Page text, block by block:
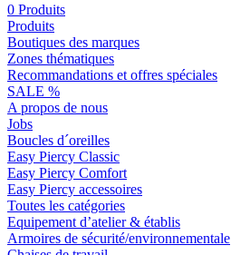
0 Produits
Produits
Boutiques des marques
Zones thématiques
Recommandations et offres spéciales
SALE %
A propos de nous
Jobs
Boucles d´oreilles
Easy Piercy Classic
Easy Piercy Comfort
Easy Piercy accessoires
Toutes les catégories
Equipement d’atelier & établis
Armoires de sécurité/environnementale